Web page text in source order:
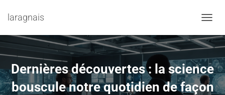
laragnais
Dernières découvertes : la science
bouscule notre quotidien de façon